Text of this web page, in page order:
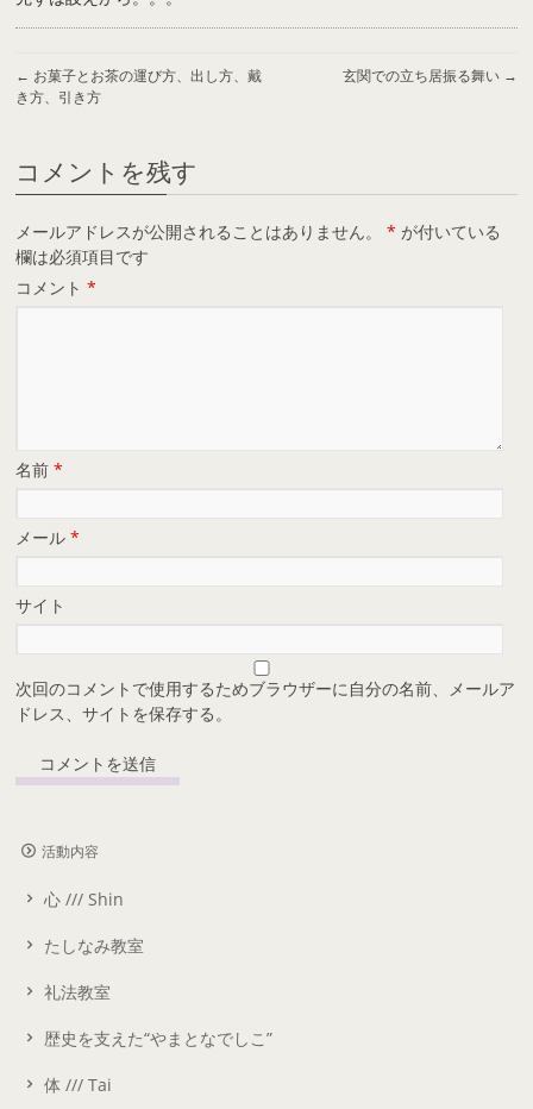
← お菓子とお茶の運び方、出し方、戴
き方、引き方
玄関での立ち居振る舞い →
コメントを残す
メールアドレスが公開されることはありません。 * が付いている
欄は必須項目です
コメント*
名前*
メール*
サイト
次回のコメントで使用するためブラウザーに自分の名前、メールア
ドレス、サイトを保存する。
活動内容
心 /// Shin
たしなみ教室
礼法教室
歴史を支えた“やまとなでしこ”
体 /// Tai